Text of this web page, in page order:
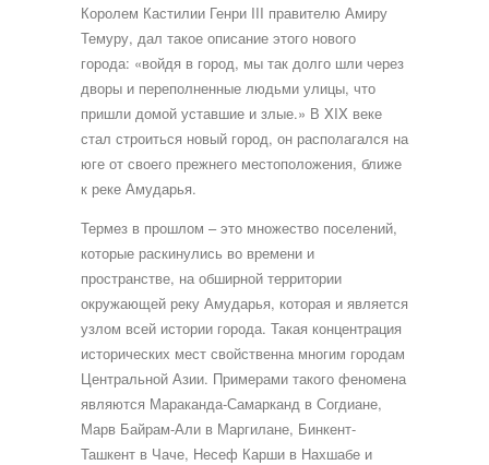
Королем Кастилии Генри III правителю Амиру
Темуру, дал такое описание этого нового
города: «войдя в город, мы так долго шли через
дворы и переполненные людьми улицы, что
пришли домой уставшие и злые.» В XIX веке
стал строиться новый город, он располагался на
юге от своего прежнего местоположения, ближе
к реке Амударья.
Термез в прошлом – это множество поселений,
которые раскинулись во времени и
пространстве, на обширной территории
окружающей реку Амударья, которая и является
узлом всей истории города. Такая концентрация
исторических мест свойственна многим городам
Центральной Азии. Примерами такого феномена
являются Мараканда-Самарканд в Согдиане,
Марв Байрам-Али в Маргилане, Бинкент-
Ташкент в Чаче, Несеф Карши в Нахшабе и